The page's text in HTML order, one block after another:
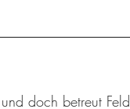
doch betreut